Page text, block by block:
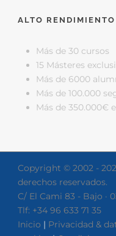
ALTO
Más de 30 cursos
15 Másteres
Más de 6000
Más de 100.000
Más de 350.000€
Copyright © 2002 -
derechos reservados.
C/ El Cami 83 - Bajo ·
Tlf: +34 96 633 71 35
Inicio | Privacidad &